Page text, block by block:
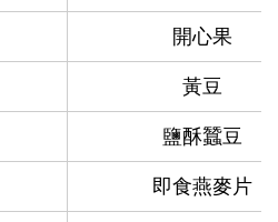
開心果
黃豆
鹽酥蠶豆
即食燕麥片